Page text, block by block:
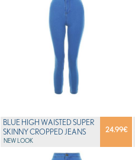
24.99€
BLUE HIGH WAISTED SUPER
SKINNY CROPPED JEANS
NEW LOOK